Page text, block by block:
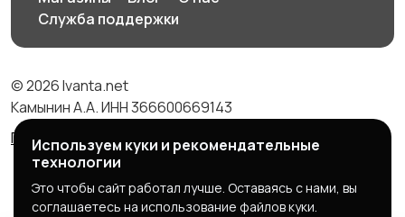
Служба поддержки
© 2026 Ivanta.net
Камынин А.А. ИНН 366600669143
Правила сервиса
Политика конфиденциальности
Используем куки и рекомендательные
технологии
Это чтобы сайт работал лучше. Оставаясь с нами, вы
соглашаетесь на использование файлов куки.